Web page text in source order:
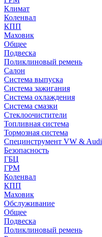
Климат
Коленвал
КПП
Маховик
Общее
Подвеска
Поликлиновый ремень
Салон
Система выпуска
Система зажигания
Система охлаждения
Система смазки
Стеклоочистители
Топливная система
Тормозная система
Специнструмент VW & Audi
Безопасность
ГБЦ
ГРМ
Коленвал
КПП
Маховик
Обслуживание
Общее
Подвеска
Поликлиновый ремень